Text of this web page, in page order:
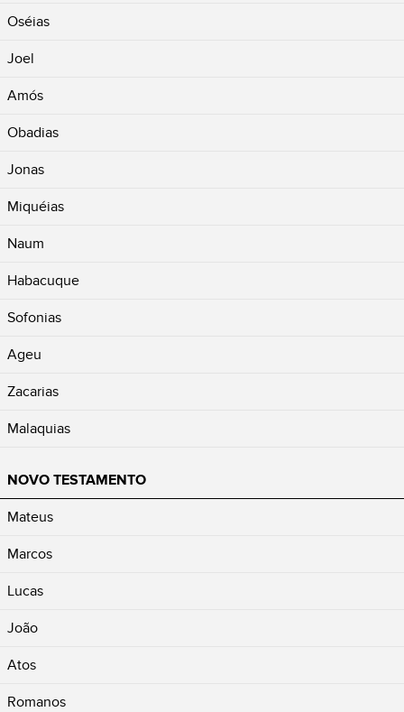
Oséias
Joel
Amós
Obadias
Jonas
Miquéias
Naum
Habacuque
Sofonias
Ageu
Zacarias
Malaquias
NOVO TESTAMENTO
Mateus
Marcos
Lucas
João
Atos
Romanos